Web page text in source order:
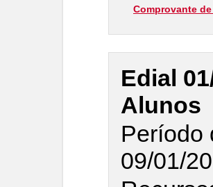
Comprovante
Edial
Alunos
Período
09/01/